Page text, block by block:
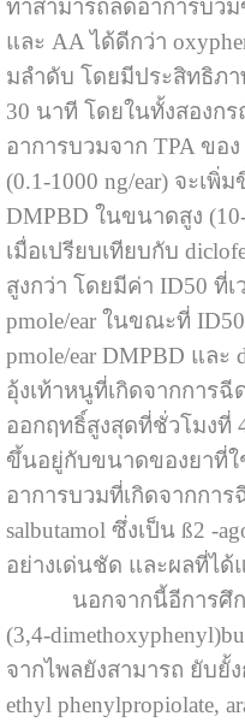
ทาสามารถลดอาการบว
และ AA ได้ดีกว่า
มลําดับ โดยมีประสิทธิภา
30 นาที โดยในทั้งสองก
อาการบวมจาก TPA ขอ
(0.1-1000 ng/ear) จะเ
DMPBD ในขนาดสูง
เมื่อเปรียบเทียบกับ
สูงกว่า โดยมีค่า ID50 ที่เ
pmole/ear ในขณะที่
pmole/ear DMPBD และ
อุ้งเท้าหนูที่เกิดจากการฉี
ออกฤทธิ์สูงสุดที่ชั่วโมงที่
ขึ้นอยู่กับขนาดของยาที่ใ
อาการบวมที่เกิดจากกา
salbutamol ซึ่งเป็น ß2 -
อย่างเด่นชัด และผลที่ไ
นอกจากนี้อีการศึกษา
(3,4-
จากไพลยังสามารถ ยับยั้
ethyl phenylpropiolate,